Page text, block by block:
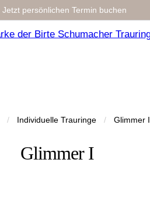
Jetzt persönlichen Termin buchen
/ Individuelle Trauringe / Glimmer I
Glimmer I